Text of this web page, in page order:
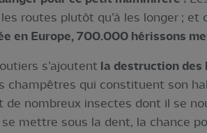
routes plutôt qu’à les longer ; et
en Europe, 700.000 hérissons
s’ajoutent la destruction des
champêtres qui constituent son
de nombreux insectes dont il se
mettre sous la dent, la chance